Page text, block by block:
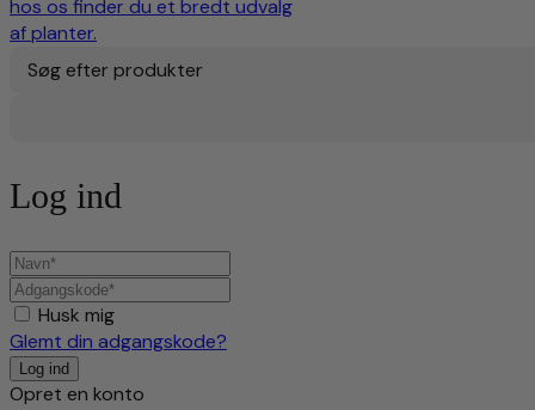
Søg efter produkter
Log ind
Husk mig
Glemt din adgangskode?
Opret en konto